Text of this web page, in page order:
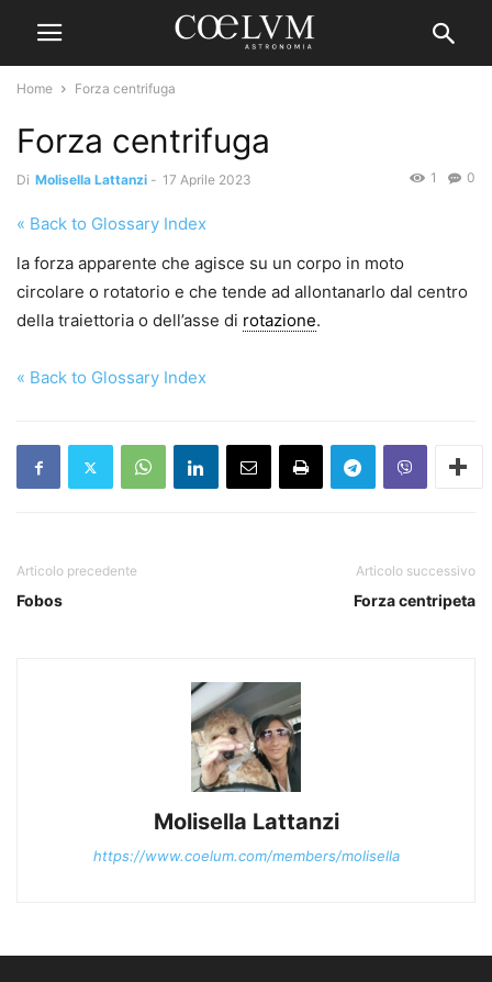
Home Forza centrifuga
Forza centrifuga
Di Molisella Lattanzi - 17 Aprile 2023 0
1
« Back to Glossary Index
la forza apparente che agisce su un corpo in moto
circolare o rotatorio e che tende ad allontanarlo dal centro
della traiettoria o dell’asse di rotazione.
« Back to Glossary Index
Articolo precedente
Fobos
Articolo successivo
Forza centripeta
Molisella Lattanzi
https://www.coelum.com/members/molisella